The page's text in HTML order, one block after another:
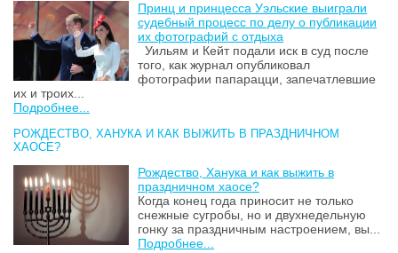
Принц и принцесса Уэльские выиграли
судебный процесс по делу о публикации
их фотографий с отдыха
Уильям и Кейт подали иск в суд после
того, как журнал опубликовал
фотографии папарацци, запечатлевшие
их и троих...
Подробнее...
РОЖДЕСТВО, ХАНУКА И КАК ВЫЖИТЬ В ПРАЗДНИЧНОМ
ХАОСЕ?
Рождество, Ханука и как выжить в
праздничном хаосе?
Когда конец года приносит не только
снежные сугробы, но и двухнедельную
гонку за праздничным настроением, вы...
Подробнее...